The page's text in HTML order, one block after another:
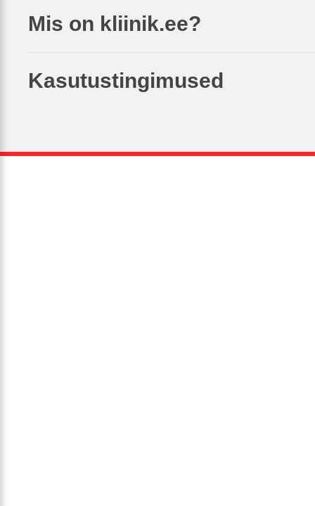
Mis on kliinik.ee?
Kasutustingimused